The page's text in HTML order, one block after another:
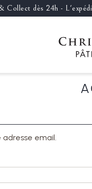
dès 24h -
email.